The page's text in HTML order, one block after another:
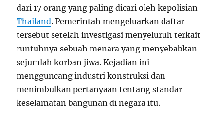
dari 17 orang yang paling dicari oleh kepolisian
Thailand. Pemerintah mengeluarkan daftar
tersebut setelah investigasi menyeluruh terkait
runtuhnya sebuah menara yang menyebabkan
sejumlah korban jiwa. Kejadian ini
mengguncang industri konstruksi dan
menimbulkan pertanyaan tentang standar
keselamatan bangunan di negara itu.